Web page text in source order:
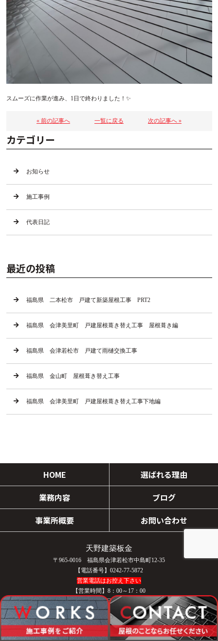
スムーズに作業が進み、1日で終わりました！✨
« 前の記事へ 一覧に戻る 次の記事へ »
カテゴリー
お知らせ
施工事例
代表日記
最近の投稿
福島県 二本松市 戸建て新築屋根工事 PRT2
福島県 会津美里町 戸建屋根葺き替え工事 屋根葺き編
福島県 会津若松市 戸建て雨樋交換工事
福島県 金山町 屋根葺き替え工事
福島県 会津美里町 戸建屋根葺き替え工事下地編
HOME
選ばれる理由
業務内容
ブログ
事業所概要
お問い合わせ
天野建築板金
〒965-0016 福島県会津若松市中島町12-35
【電話番号】0242-77-5872
営業電話はお控え下さい
【営業時間】8：00～17：00
【定休日】日曜日／祝日
COPYRIGHT © 天野建築板金 All rights reserved.